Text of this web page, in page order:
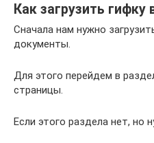
Как загрузить
Сначала нам нужно
документы.
Для этого перейдем в
страницы.
Если этого раздела нет, но